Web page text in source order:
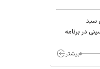
سید
در برنامه
چه
بیشتر